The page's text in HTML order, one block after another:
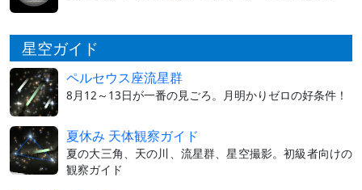
星空ガイド
ペルセウス座流星群
8月12～13日が一番の見ごろ。月明かりゼロの好条件！
夏休み 天体観察ガイド
夏の大三角、天の川、流星群、星空撮影。初級者向けの
観察ガイド